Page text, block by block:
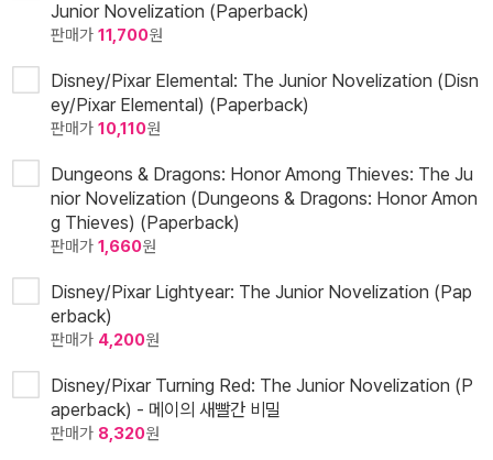
Junior Novelization (Paperback)
판매가 11,700원
Disney/Pixar Elemental: The Junior Novelization (Disn
ey/Pixar Elemental) (Paperback)
판매가 10,110원
Dungeons & Dragons: Honor Among Thieves: The Ju
nior Novelization (Dungeons & Dragons: Honor Amon
g Thieves) (Paperback)
판매가 1,660원
Disney/Pixar Lightyear: The Junior Novelization (Pap
erback)
판매가 4,200원
Disney/Pixar Turning Red: The Junior Novelization (P
aperback) - 메이의 새빨간 비밀
판매가 8,320원